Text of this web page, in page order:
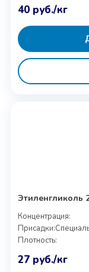
40 руб./кг
Этиленгликоль
Концентрация:
Присадки:
Плотность:
27 руб./кг